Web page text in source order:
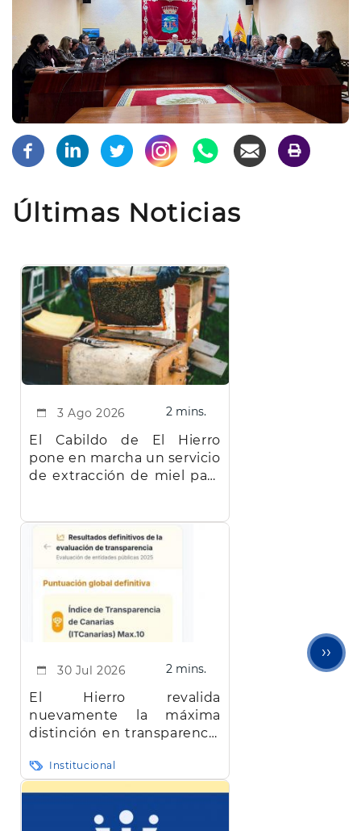
Últimas Noticias
3 Ago 2026 2 mins.
El Cabildo de El Hierro
pone en marcha un servicio
de extracción de miel para
30 Jul 2026 2 mins.
El Hierro revalida
nuevamente la máxima
distinción en transparencia
Institucional
››